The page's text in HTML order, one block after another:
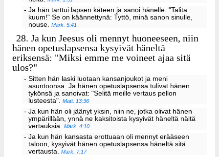
- Ja hän tarttui lapsen käteen ja sanoi hänelle: "Talita
kuum!" Se on käännettynä: Tyttö, minä sanon sinulle,
nouse.Mark. 5:41
28. Ja kun Jeesus oli mennyt huoneeseen, niin
hänen opetuslapsensa kysyivät häneltä
eriksensä: "Miksi emme me voineet ajaa sitä
ulos?"
- Sitten hän laski luotaan kansanjoukot ja meni
asuntoonsa. Ja hänen opetuslapsensa tulivat hänen
tykönsä ja sanoivat: "Selitä meille vertaus pellon
lusteesta".Matt. 13:36
- Ja kun hän oli jäänyt yksin, niin ne, jotka olivat hänen
ympärillään, ynnä ne kaksitoista kysyivät häneltä näitä
vertauksia.Mark. 4:10
- Ja kun hän kansasta erottuaan oli mennyt erääseen
taloon, kysyivät hänen opetuslapsensa häneltä sitä
vertausta.Mark. 7:17